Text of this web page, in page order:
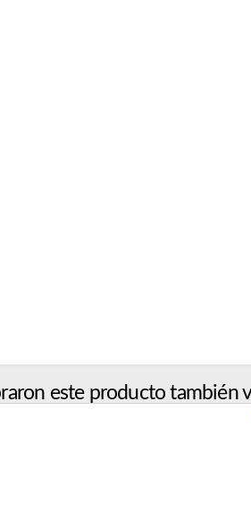
este producto también